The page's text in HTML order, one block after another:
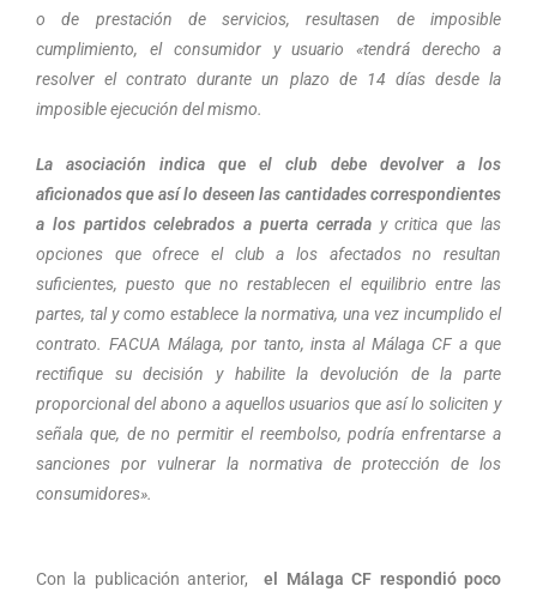
o de prestación de servicios, resultasen de imposible
cumplimiento, el consumidor y usuario «tendrá derecho a
resolver el contrato durante un plazo de 14 días desde la
imposible ejecución del mismo.
La asociación indica que el club debe devolver a los
aficionados que así lo deseen las cantidades correspondientes
a los partidos celebrados a puerta cerraday critica que las
opciones que ofrece el club a los afectados no resultan
suficientes, puesto que no restablecen el equilibrio entre las
partes, tal y como establece la normativa, una vez incumplido el
contrato. FACUA Málaga, por tanto, insta al Málaga CF a que
rectifique su decisión y habilite la devolución de la parte
proporcional del abono a aquellos usuarios que así lo soliciten y
señala que, de no permitir el reembolso, podría enfrentarse a
sanciones por vulnerar la normativa de protección de los
consumidores».
Con la publicación anterior,el Málaga CF respondió poco